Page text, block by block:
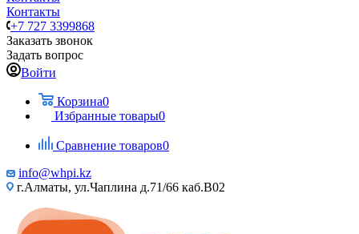
Контакты
+7 727 3399868
Заказать звонок
Задать вопрос
Войти
Корзина0
Избранные товары0
Сравнение товаров0
info@whpi.kz
г.Алматы, ул.Чаплина д.71/66 каб.B02